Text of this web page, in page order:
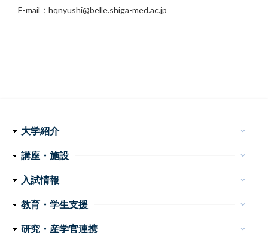
E-mail：hqnyushi@belle.shiga-med.ac.jp
フ
タ
大学紹介 keyboard_arrow_down
理念・使命
学長メッセージ
特色ある取り組み
運営組織
情報公開
講座・施設 keyboard_arrow_down
医学科
看護学科
附属病院
センター・施設等
入試情報 keyboard_arrow_down
医学部 医学科・看護学科
大学院医学系研究科
大学案内
イベント
お問い合わせ
教育・学生支援 keyboard_arrow_down
教育
学生生活
特色ある教育プログラム
諸手続・諸証明
学生相談
研究・産学官連携 keyboard_arrow_down